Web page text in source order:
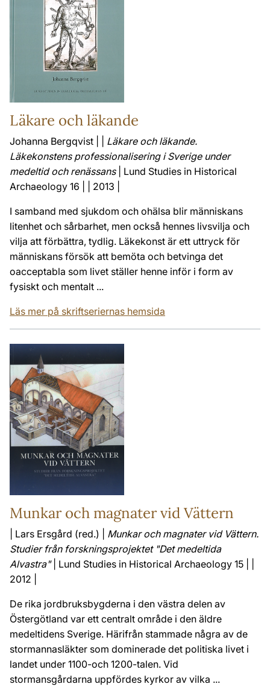
Läkare och läkande
Johanna Bergqvist | | Läkare och läkande.
Läkekonstens professionalisering i Sverige under
medeltid och renässans| Lund Studies in Historical
Archaeology 16 | | 2013 |
I samband med sjukdom och ohälsa blir människans
litenhet och sårbarhet, men också hennes livsvilja och
vilja att förbättra, tydlig. Läkekonst är ett uttryck för
människans försök att bemöta och betvinga det
oacceptabla som livet ställer henne inför i form av
fysiskt och mentalt ...
Läs mer på skriftseriernas hemsida
Munkar och magnater vid Vättern
| Lars Ersgård (red.) | Munkar och magnater vid Vättern.
Studier från forskningsprojektet "Det medeltida
Alvastra"| Lund Studies in Historical Archaeology 15 | |
2012 |
De rika jordbruksbygderna i den västra delen av
Östergötland var ett centralt område i den äldre
medeltidens Sverige. Härifrån stammade några av de
stormannasläkter som dominerade det politiska livet i
landet under 1100-och 1200-talen. Vid
stormansgårdarna uppfördes kyrkor av vilka ...